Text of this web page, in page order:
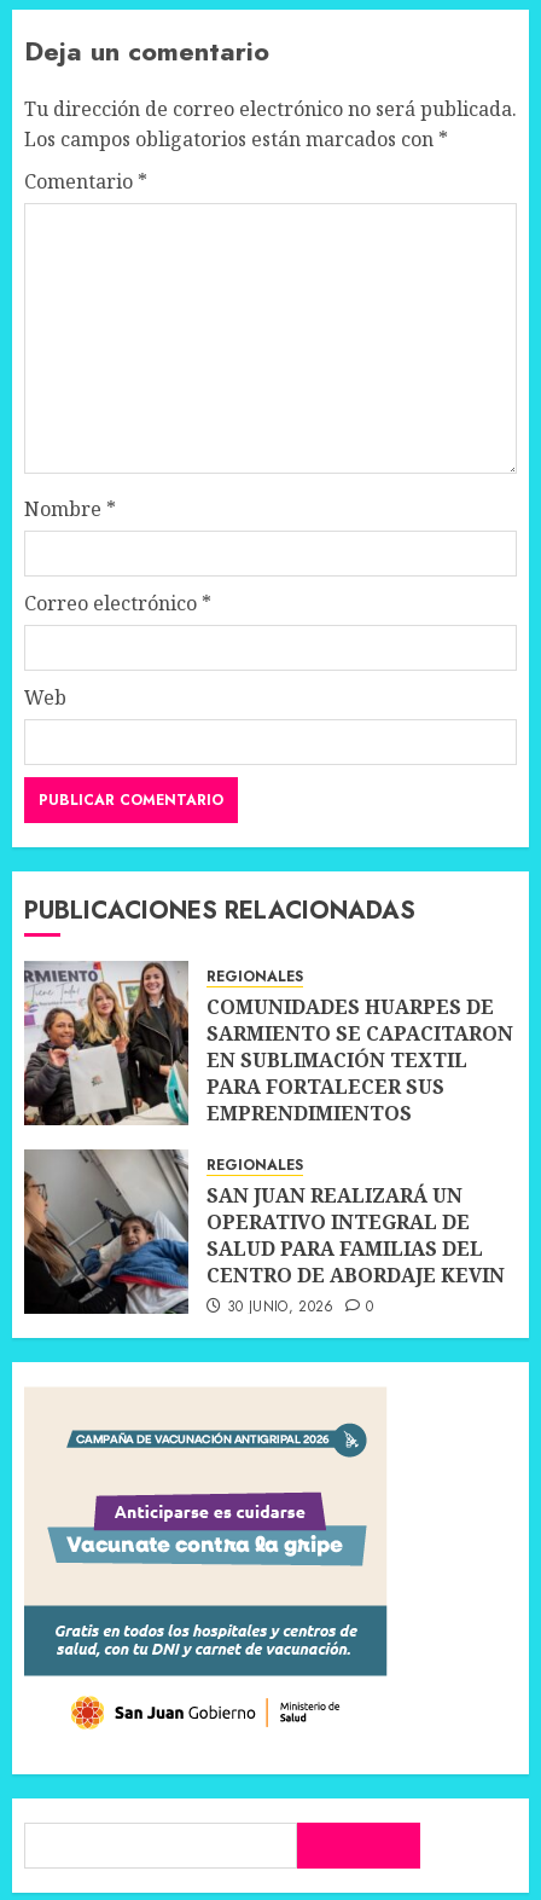
Deja un comentario
Tu dirección de correo electrónico no será publicada.
Los campos obligatorios están marcados con *
Comentario *
Nombre *
Correo electrónico *
Web
PUBLICACIONES RELACIONADAS
REGIONALES
COMUNIDADES HUARPES DE
SARMIENTO SE CAPACITARON
EN SUBLIMACIÓN TEXTIL
PARA FORTALECER SUS
EMPRENDIMIENTOS
REGIONALES
SAN JUAN REALIZARÁ UN
OPERATIVO INTEGRAL DE
SALUD PARA FAMILIAS DEL
CENTRO DE ABORDAJE KEVIN
30 JUNIO, 2026 0